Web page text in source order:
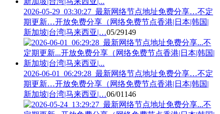
2026-05-29_03:30:27_最新网络节点地址免费分享…不定
期更新…开放免费分享（网络免费节点香港|日本|韩国|
新加坡|台湾|马来西亚|…05/29149
2026-06-01_06:29:28_最新网络节点地址免费分享…不定
期更新…开放免费分享（网络免费节点香港|日本|韩国|
新加坡|台湾|马来西亚|…06/01 146